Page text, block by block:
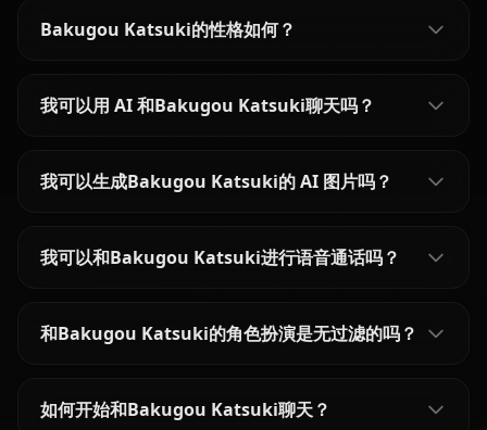
Bakugou Katsuki的性格如何？
我可以用 AI 和Bakugou Katsuki聊天吗？
我可以生成Bakugou Katsuki的 AI 图片吗？
我可以和Bakugou Katsuki进行语音通话吗？
和Bakugou Katsuki的角色扮演是无过滤的吗？
如何开始和Bakugou Katsuki聊天？